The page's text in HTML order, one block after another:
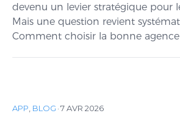
devenu un levier stratégique pour
Mais une question revient
Comment choisir la bonne agence
APP BLOG ·7 AVR 2026